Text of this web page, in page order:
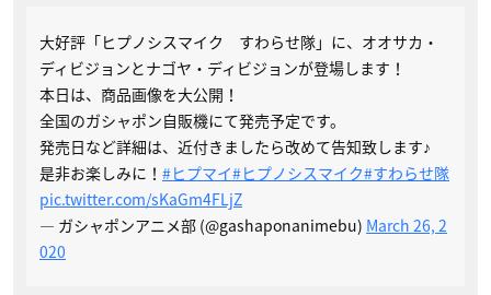
大好評「ヒプノシスマイク すわらせ隊」に、オオサカ・
ディビジョンとナゴヤ・ディビジョンが登場します！
本日は、商品画像を大公開！
全国のガシャポン自販機にて発売予定です。
発売日など詳細は、近付きましたら改めて告知致します♪
是非お楽しみに！ #ヒプマイ#ヒプノシスマイク#すわらせ隊
pic.twitter.com/sKaGm4FLjZ
— ガシャポンアニメ部 (@gashaponanimebu) March 26, 2
020